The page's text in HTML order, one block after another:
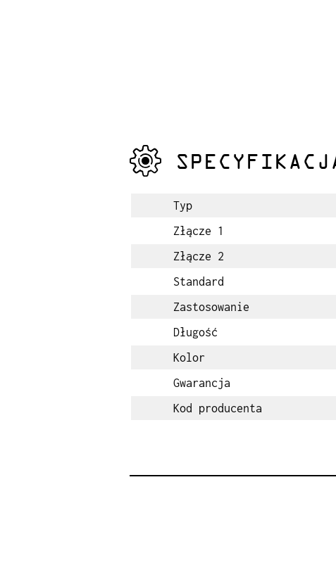
Typ
Złącze 1
Złącze 2
Standard
Zastosowanie
Długość
Kolor
Gwarancja
Kod producenta